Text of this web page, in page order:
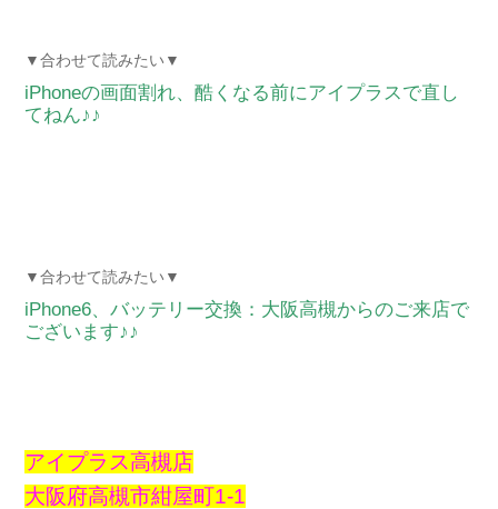
▼合わせて読みたい▼
iPhoneの画面割れ、酷くなる前にアイプラスで直し
てねん♪♪
▼合わせて読みたい▼
iPhone6、バッテリー交換：大阪高槻からのご来店で
ございます♪♪
アイプラス高槻店
大阪府高槻市紺屋町1-1